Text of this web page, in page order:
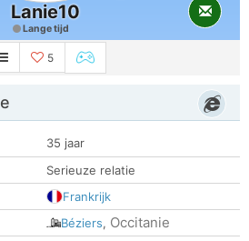
Lanie10
Lange tijd
5
35 jaar
Serieuze relatie
Frankrijk
Béziers, Occitanie